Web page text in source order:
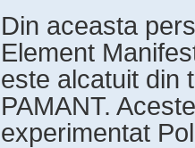
Din aceasta
Element
este alcatuit din
PAMANT.
experimentat